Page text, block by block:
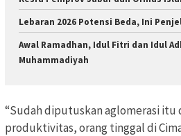
Lebaran 2026 Potensi Beda, Ini
Awal Ramadhan, Idul Fitri dan Idul
Muhammadiyah
“Sudah diputuskan aglomerasi itu
produktivitas, orang tinggal di